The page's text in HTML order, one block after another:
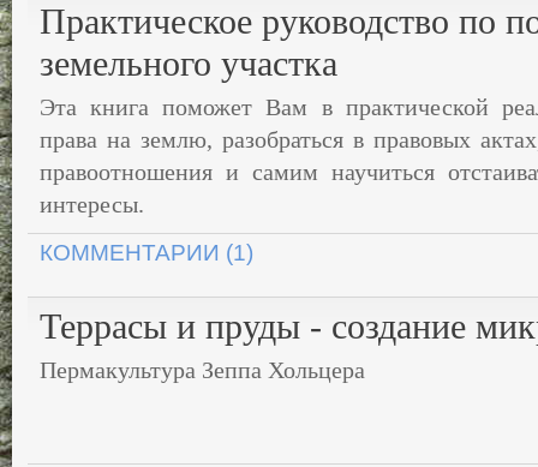
Практическое руководство по
земельного участка
Эта книга поможет Вам в практической
права на землю, разобраться в правовых
правоотношения и самим научиться
интересы.
КОММЕНТАРИИ (1)
Террасы и пруды - создание
Пермакультура Зеппа Хольцера